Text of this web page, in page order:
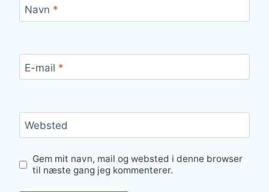
Navn *
E-mail *
Websted
Gem mit navn, mail og websted i denne browser
til næste gang jeg kommenterer.